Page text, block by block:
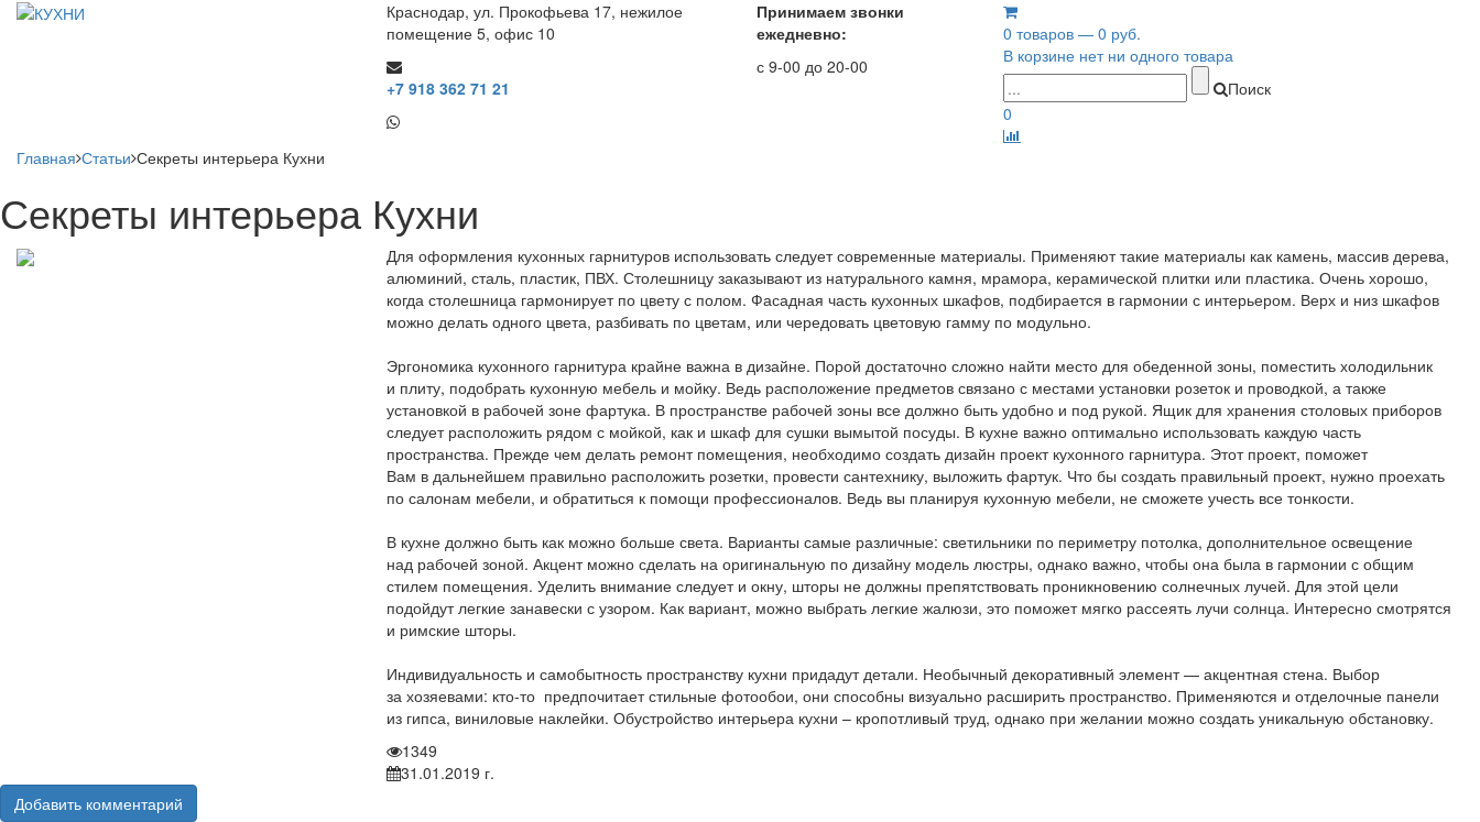
Краснодар, ул. Прокофьева 17, нежилое
помещение 5, офис 10
+7 918 362 71 21
Принимаем звонки
ежедневно:
с 9-00 до 20-00
0 товаров — 0 руб.
В корзине нет ни одного товара
Поиск
0
Главная Статьи Секреты интерьера Кухни
Секреты интерьера Кухни
Для оформления кухонных гарнитуров использовать следует современные материалы. Применяют такие материалы как камень, массив дерева,
алюминий, сталь, пластик, ПВХ. Столешницу заказывают из натурального камня, мрамора, керамической плитки или пластика. Очень хорошо,
когда столешница гармонирует по цвету с полом. Фасадная часть кухонных шкафов, подбирается в гармонии с интерьером. Верх и низ шкафов
можно делать одного цвета, разбивать по цветам, или чередовать цветовую гамму по модульно.
Эргономика кухонного гарнитура крайне важна в дизайне. Порой достаточно сложно найти место для обеденной зоны, поместить холодильник
и плиту, подобрать кухонную мебель и мойку. Ведь расположение предметов связано с местами установки розеток и проводкой, а также
установкой в рабочей зоне фартука. В пространстве рабочей зоны все должно быть удобно и под рукой. Ящик для хранения столовых приборов
следует расположить рядом с мойкой, как и шкаф для сушки вымытой посуды. В кухне важно оптимально использовать каждую часть
пространства. Прежде чем делать ремонт помещения, необходимо создать дизайн проект кухонного гарнитура. Этот проект, поможет
Вам в дальнейшем правильно расположить розетки, провести сантехнику, выложить фартук. Что бы создать правильный проект, нужно проехать
по салонам мебели, и обратиться к помощи профессионалов. Ведь вы планируя кухонную мебели, не сможете учесть все тонкости.
В кухне должно быть как можно больше света. Варианты самые различные: светильники по периметру потолка, дополнительное освещение
над рабочей зоной. Акцент можно сделать на оригинальную по дизайну модель люстры, однако важно, чтобы она была в гармонии с общим
стилем помещения. Уделить внимание следует и окну, шторы не должны препятствовать проникновению солнечных лучей. Для этой цели
подойдут легкие занавески с узором. Как вариант, можно выбрать легкие жалюзи, это поможет мягко рассеять лучи солнца. Интересно смотрятся
и римские шторы.
Индивидуальность и самобытность пространству кухни придадут детали. Необычный декоративный элемент — акцентная стена. Выбор
за хозяевами: кто-то предпочитает стильные фотообои, они способны визуально расширить пространство. Применяются и отделочные панели
из гипса, виниловые наклейки. Обустройство интерьера кухни – кропотливый труд, однако при желании можно создать уникальную обстановку.
1349
31.01.2019 г.
Добавить комментарий